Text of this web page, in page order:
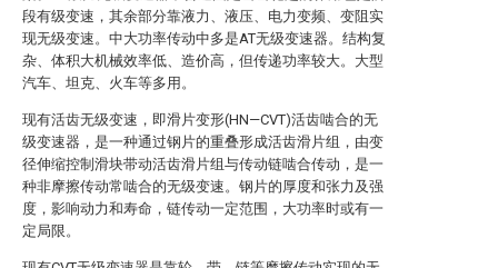
段有级变速，其余部分靠液力、液压、电力变频、变阻实
现无级变速。中大功率传动中多是AT无级变速器。结构复
杂、体积大机械效率低、造价高，但传递功率较大。大型
汽车、坦克、火车等多用。
现有活齿无级变速，即滑片变形(HN—CVT)活齿啮合的无
级变速器，是一种通过钢片的重叠形成活齿滑片组，由变
径伸缩控制滑块带动活齿滑片组与传动链啮合传动，是一
种非摩擦传动常啮合的无级变速。钢片的厚度和张力及强
度，影响动力和寿命，链传动一定范围，大功率时或有一
定局限。